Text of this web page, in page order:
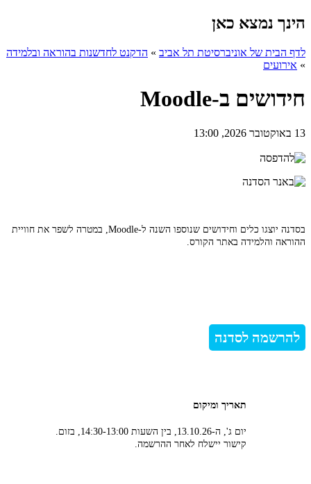
הינך נמצא כאן
לדף הבית של אוניברסיטת תל אביב » הדקנט לחדשנות בהוראה ובלמידה
» אירועים
חידושים ב-Moodle
13 באוקטובר 2026, 13:00
בסדנה יוצגו כלים וחידושים שנוספו השנה ל-Moodle, במטרה לשפר את חוויית
ההוראה והלמידה באתר הקורס.
להרשמה לסדנה
תאריך ומיקום
יום ג', ה-13.10.26, בין השעות 14:30-13:00, בזום.
קישור יישלח לאחר ההרשמה.